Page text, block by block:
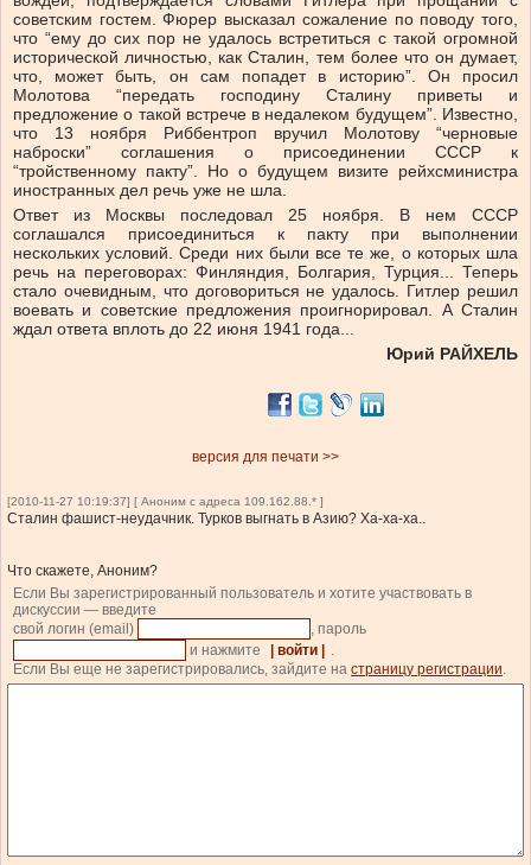
советским гостем. Фюрер высказал сожаление по поводу того,
что “ему до сих пор не удалось встретиться с такой огромной
исторической личностью, как Сталин, тем более что он думает,
что, может быть, он сам попадет в историю”. Он просил
Молотова “передать господину Сталину приветы и
предложение о такой встрече в недалеком будущем”. Известно,
что 13 ноября Риббентроп вручил Молотову “черновые
наброски” соглашения о присоединении СССР к
“тройственному пакту”. Но о будущем визите рейхсминистра
иностранных дел речь уже не шла.
Ответ из Москвы последовал 25 ноября. В нем СССР
соглашался присоединиться к пакту при выполнении
нескольких условий. Среди них были все те же, о которых шла
речь на переговорах: Финляндия, Болгария, Турция... Теперь
стало очевидным, что договориться не удалось. Гитлер решил
воевать и советские предложения проигнорировал. А Сталин
ждал ответа вплоть до 22 июня 1941 года...
Юрий РАЙХЕЛЬ
версия для печати >>
[2010-11-27 10:19:37] [ Аноним с адреса 109.162.88.* ]
Сталин фашист-неудачник. Турков выгнать в Азию? Ха-ха-ха..
Что скажете, Аноним?
Если Вы зарегистрированный пользователь и хотите участвовать в
дискуссии — введите
свой логин (email)
, пароль
и нажмите
| войти |
.
Если Вы еще не зарегистрировались, зайдите на страницу регистрации.